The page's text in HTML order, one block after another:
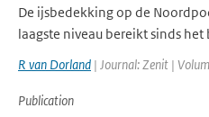
De ijsbedekking op de
laagste niveau bereikt sinds het
R van Dorland | Journal: Zenit |
Publication